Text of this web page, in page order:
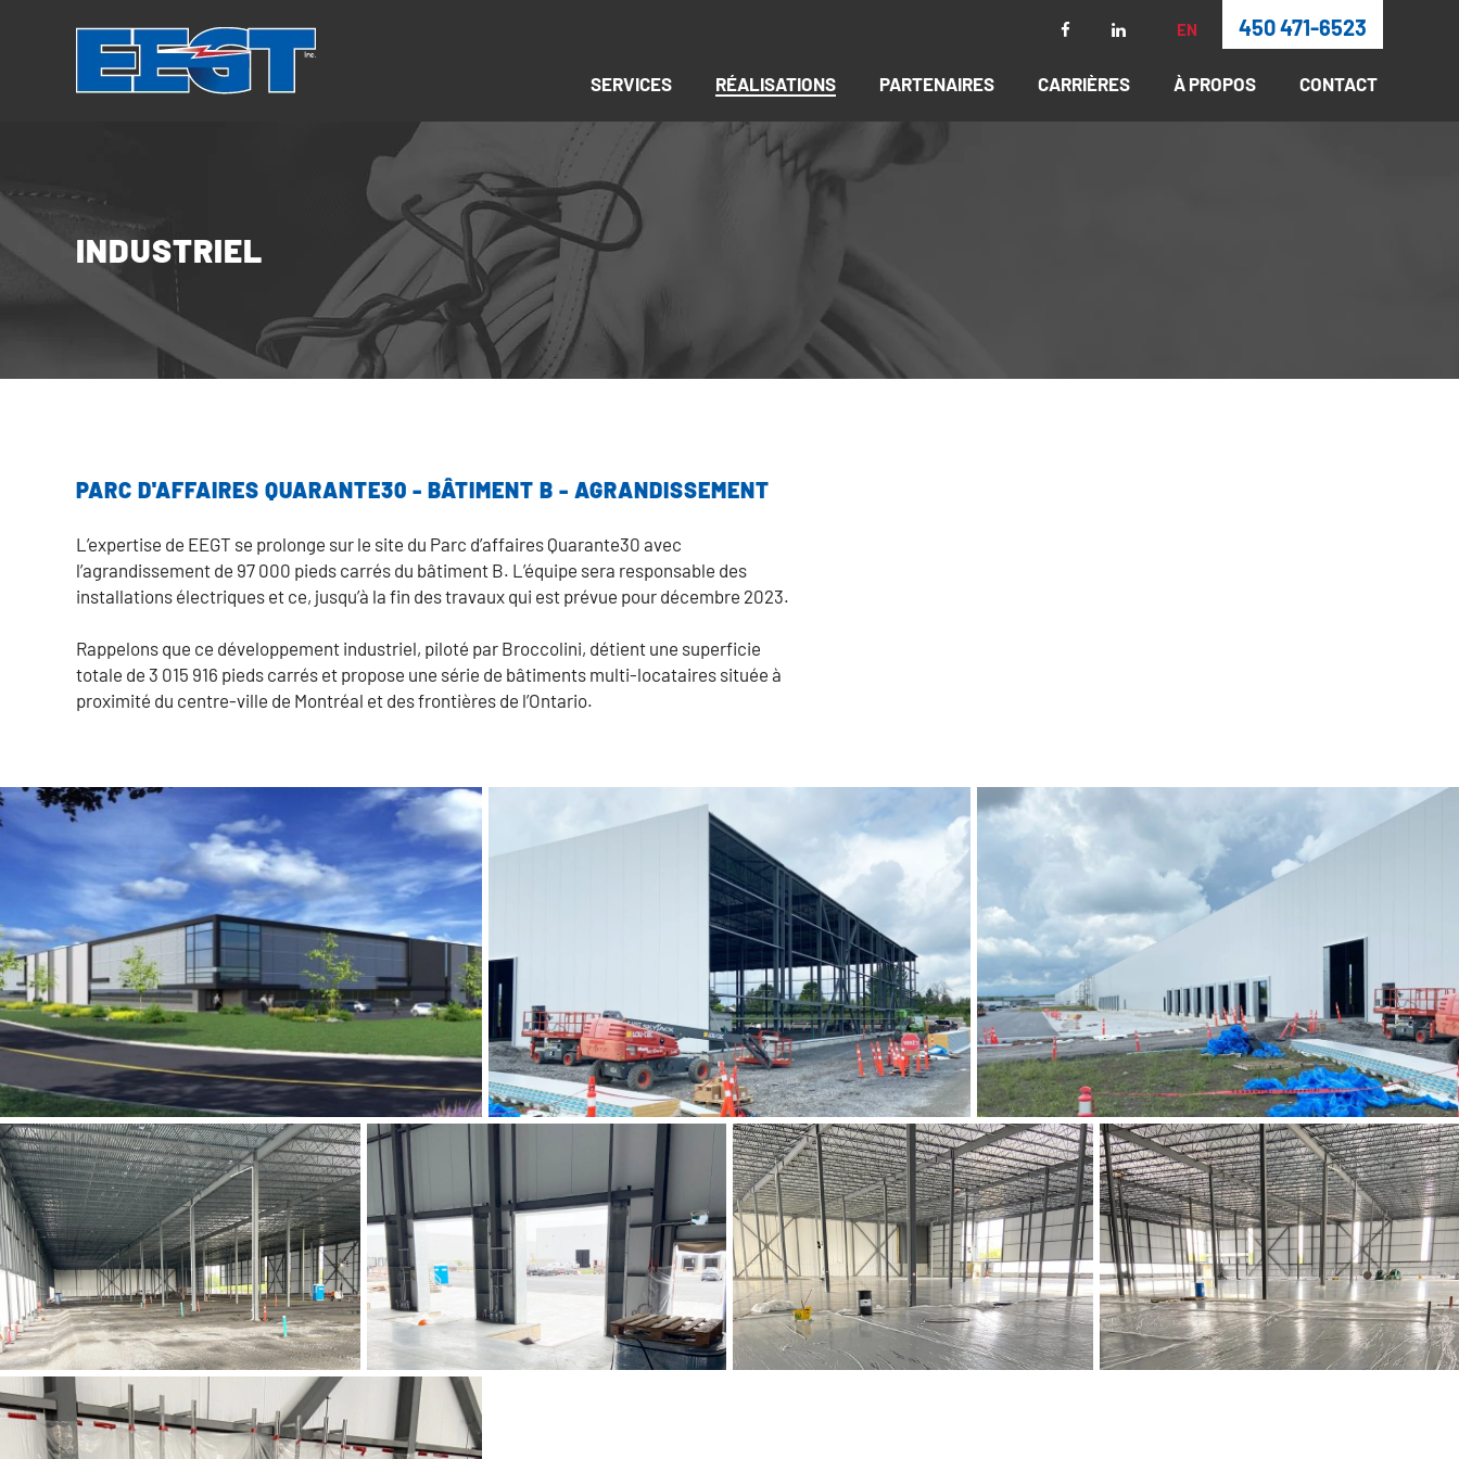
EN 450 471-6523
SERVICES RÉALISATIONS PARTENAIRES CARRIÈRES À PROPOS CONTACT
INDUSTRIEL
PARC D'AFFAIRES QUARANTE30 - BÂTIMENT B - AGRANDISSEMENT
L’expertise de EEGT se prolonge sur le site du Parc d’affaires Quarante30 avec
l’agrandissement de 97 000 pieds carrés du bâtiment B. L’équipe sera responsable des
installations électriques et ce, jusqu’à la fin des travaux qui est prévue pour décembre 2023.
Rappelons que ce développement industriel, piloté par Broccolini, détient une superficie
totale de 3 015 916 pieds carrés et propose une série de bâtiments multi-locataires située à
proximité du centre-ville de Montréal et des frontières de l’Ontario.